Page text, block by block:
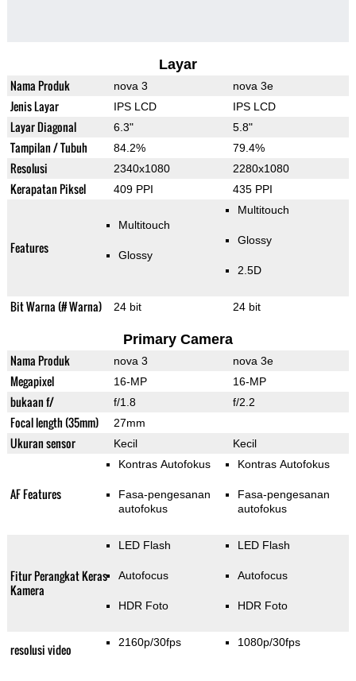
Layar
Nama Produk nova 3 nova 3e
Jenis Layar IPS LCD IPS LCD
Layar Diagonal 6.3" 5.8"
Tampilan / Tubuh 84.2% 79.4%
Resolusi 2340x1080 2280x1080
Kerapatan Piksel 409 PPI 435 PPI
Features
Multitouch
Glossy
Multitouch
Glossy
2.5D
Bit Warna (# Warna) 24 bit 24 bit
Primary Camera
Nama Produk nova 3 nova 3e
Megapixel 16-MP 16-MP
bukaan f/ f/1.8 f/2.2
Focal length (35mm) 27mm
Ukuran sensor Kecil Kecil
AF Features
Kontras Autofokus
Fasa-pengesanan
autofokus
Kontras Autofokus
Fasa-pengesanan
autofokus
Fitur Perangkat Keras
Kamera
LED Flash
Autofocus
HDR Foto
LED Flash
Autofocus
HDR Foto
resolusi video 2160p/30fps 1080p/30fps